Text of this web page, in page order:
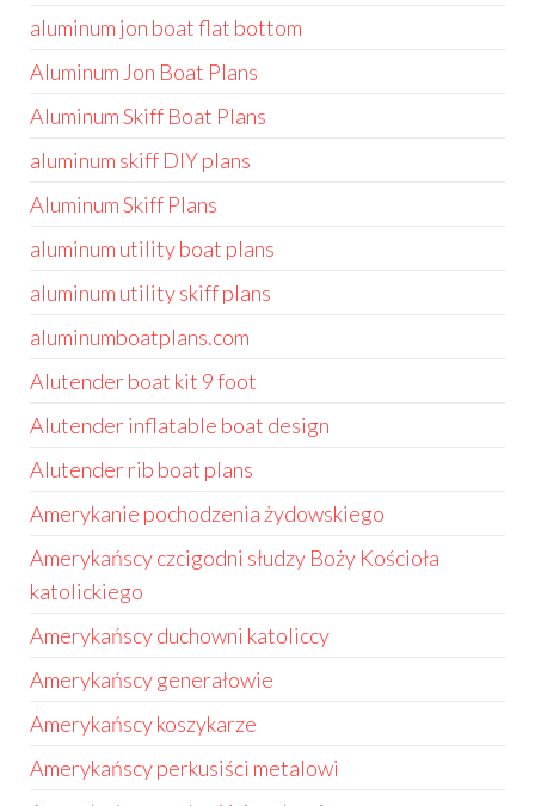
aluminum jon boat flat bottom
Aluminum Jon Boat Plans
Aluminum Skiff Boat Plans
aluminum skiff DIY plans
Aluminum Skiff Plans
aluminum utility boat plans
aluminum utility skiff plans
aluminumboatplans.com
Alutender boat kit 9 foot
Alutender inflatable boat design
Alutender rib boat plans
Amerykanie pochodzenia żydowskiego
Amerykańscy czcigodni słudzy Boży Kościoła
katolickiego
Amerykańscy duchowni katoliccy
Amerykańscy generałowie
Amerykańscy koszykarze
Amerykańscy perkusiści metalowi